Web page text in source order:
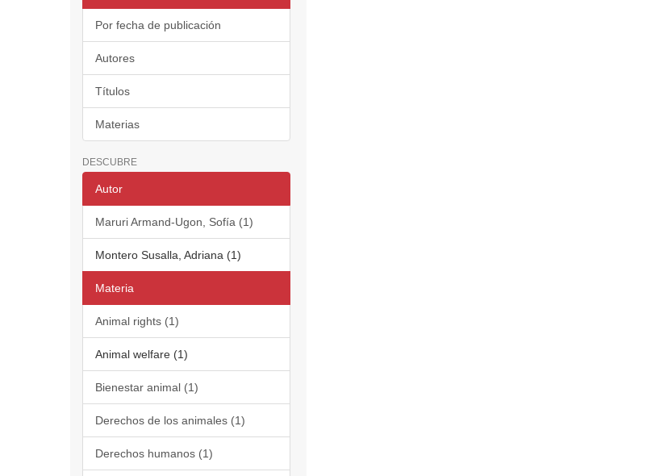
Por fecha de publicación
Autores
Títulos
Materias
DESCUBRE
Autor
Maruri Armand-Ugon, Sofía (1)
Montero Susalla, Adriana (1)
Materia
Animal rights (1)
Animal welfare (1)
Bienestar animal (1)
Derechos de los animales (1)
Derechos humanos (1)